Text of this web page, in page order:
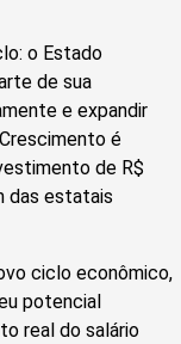
o Estado
de sua
e expandir
é
de R$
das estatais
ciclo econômico,
potencial
real do salário